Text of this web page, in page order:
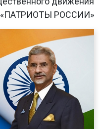
«ПАТРИОТЫ РОССИИ»